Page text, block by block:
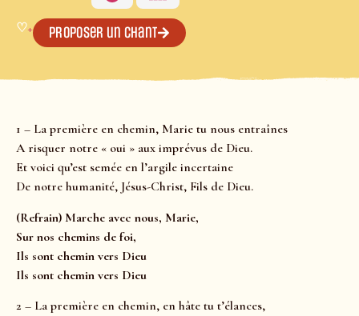
♡+ Proposer un chant
1 – La première en chemin, Marie tu nous entraînes
A risquer notre « oui » aux imprévus de Dieu.
Et voici qu’est semée en l’argile incertaine
De notre humanité, Jésus-Christ, Fils de Dieu.
(Refrain) Marche avec nous, Marie,
Sur nos chemins de foi,
Ils sont chemin vers Dieu
Ils sont chemin vers Dieu
2 – La première en chemin, en hâte tu t’élances,